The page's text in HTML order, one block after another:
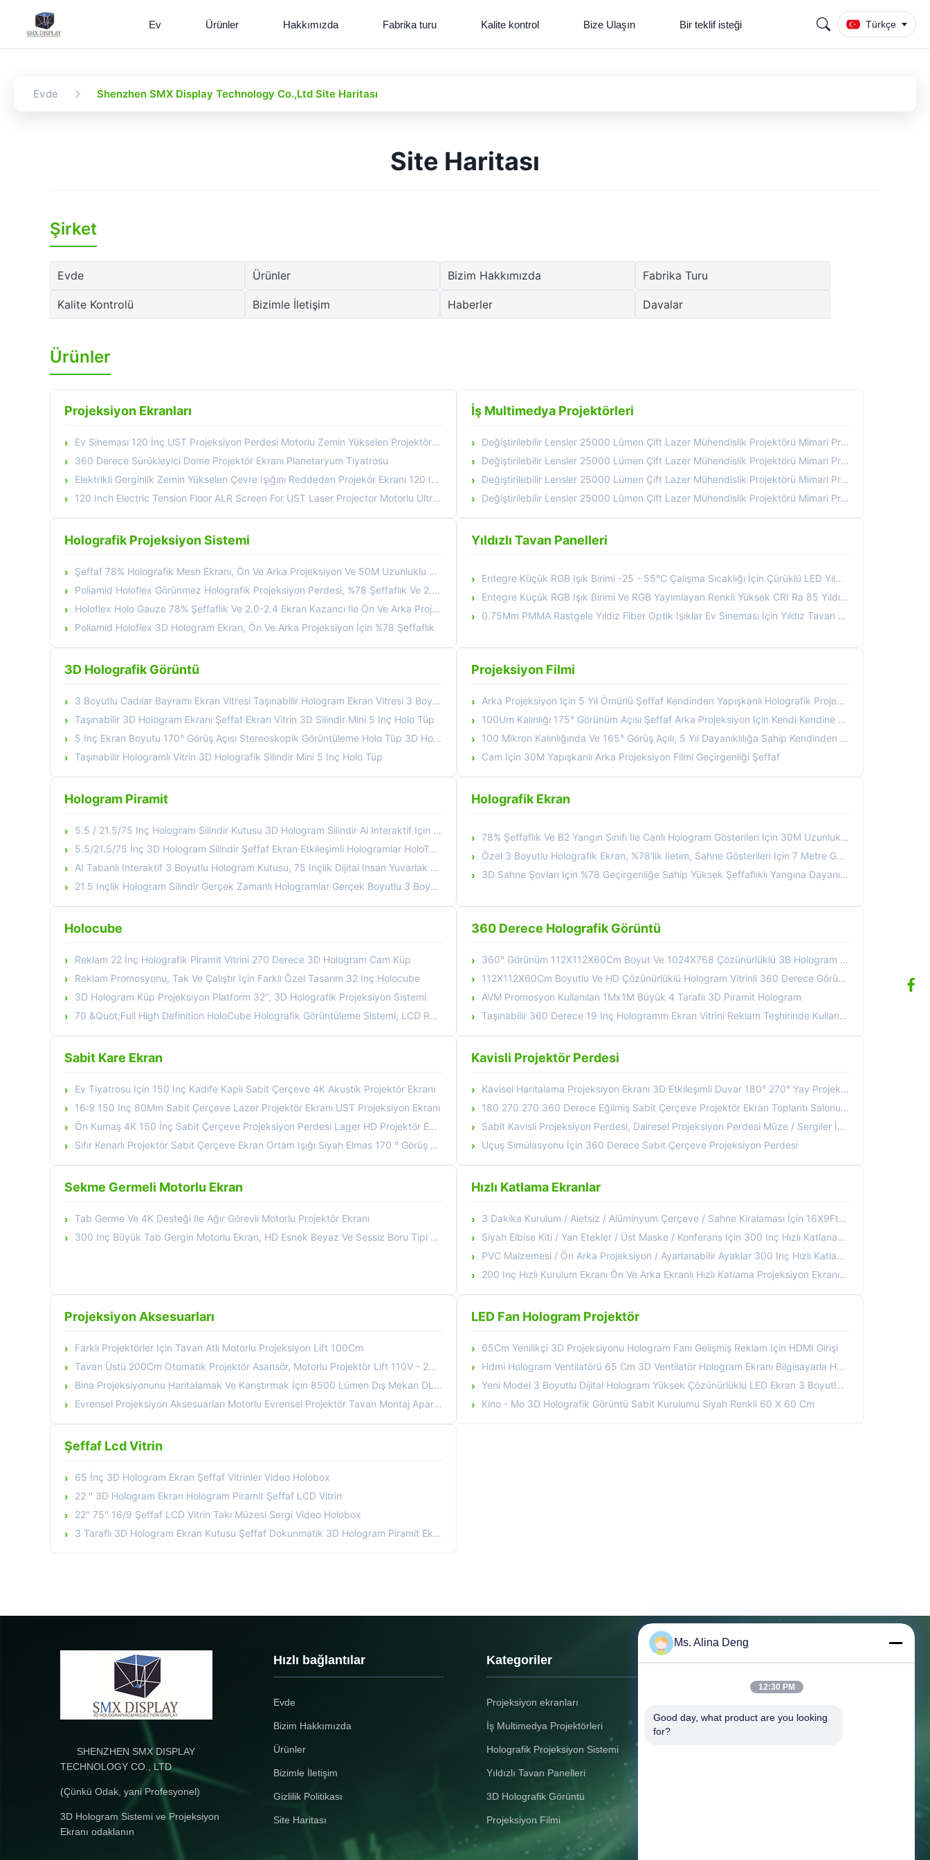
Ev Ürünler Hakkımızda Fabrika turu Kalite kontrol Bize Ulaşın Bir teklif isteği Türkçe
Evde Shenzhen SMX Display Technology Co.,Ltd Site Haritası
Site Haritası
Şirket
Evde Ürünler Bizim Hakkımızda Fabrika Turu
Kalite Kontrolü Bizimle İletişim Haberler Davalar
Ürünler
Projeksiyon Ekranları
Ev Sineması 120 İnç UST Projeksiyon Perdesi Motorlu Zemin Yükselen Projektör Perdesi ALR CBSP
360 Derece Sürükleyici Dome Projektör Ekranı Planetaryum Tiyatrosu
Elektrikli Gerginlik Zemin Yükselen Çevre Işığını Reddeden Projekör Ekranı 120 Inch ALR UST Projekör Ekranı
120 Inch Electric Tension Floor ALR Screen For UST Laser Projector Motorlu Ultra Kısa Atış Film Ekranı
İş Multimedya Projektörleri
Değiştirilebilir Lensler 25000 Lümen Çift Lazer Mühendislik Projektörü Mimari Projeksiyon Haritalaması Için 64 Noktalı Geometrik Düzeltme
Değiştirilebilir Lensler 25000 Lümen Çift Lazer Mühendislik Projektörü Mimari Projeksiyon Haritalaması Için 64 Noktalı Geometrik Düzeltme
Değiştirilebilir Lensler 25000 Lümen Çift Lazer Mühendislik Projektörü Mimari Projeksiyon Haritalaması Için 64 Noktalı Geometrik Düzeltme
Değiştirilebilir Lensler 25000 Lümen Çift Lazer Mühendislik Projektörü Mimari Projeksiyon Haritalaması Için 64 Noktalı Geometrik Düzeltme
Holografik Projeksiyon Sistemi
Şeffaf 78% Holografik Mesh Ekranı, Ön Ve Arka Projeksiyon Ve 50M Uzunluklu 3 Boyutlu Holografik Etkiler
Poliamid Holoflex Görünmez Holografik Projeksiyon Perdesi, %78 Şeffaflık Ve 2.0-2.4 Ekran Kazancı Ile Ön Ve Arka Projeksiyon İçin
Holoflex Holo Gauze 78% Şeffaflık Ve 2.0-2.4 Ekran Kazancı Ile Ön Ve Arka Projeksiyon Için 3D Holografik Projeksiyon Perdesi
Poliamid Holoflex 3D Hologram Ekran, Ön Ve Arka Projeksiyon İçin %78 Şeffaflık
Yıldızlı Tavan Panelleri
Entegre Küçük RGB Işık Birimi -25 - 55°C Çalışma Sıcaklığı İçin Çürüklü LED Yıldız Tavanları
Entegre Küçük RGB Işık Birimi Ve RGB Yayımlayan Renkli Yüksek CRI Ra 85 Yıldız Tavan Panelleri
0.75Mm PMMA Rastgele Yıldız Fiber Optik Işıklar Ev Sineması İçin Yıldız Tavan Panelleri
3D Holografik Görüntü
3 Boyutlu Cadılar Bayramı Ekran Vitresi Taşınabilir Hologram Ekran Vitresi 3 Boyutlu Holografik Silindir Mini 5 Inçlik Holo Tüp
Taşınabilir 3D Hologram Ekranı Şeffaf Ekran Vitrin 3D Silindir Mini 5 Inç Holo Tüp
5 Inç Ekran Boyutu 170° Görüş Açısı Stereoskopik Görüntüleme Holo Tüp 3D Hologram Ekran
Taşınabilir Hologramlı Vitrin 3D Holografik Silindir Mini 5 Inç Holo Tüp
Projeksiyon Filmi
Arka Projeksiyon Için 5 Yıl Ömürlü Şeffaf Kendinden Yapışkanlı Holografik Projeksiyon Filmi
100Um Kalınlığı 175° Görünüm Açısı Şeffaf Arka Projeksiyon Için Kendi Kendine Yapışkan Holografik Projeksiyon Filmi
100 Mikron Kalınlığında Ve 165° Görüş Açılı, 5 Yıl Dayanıklılığa Sahip Kendinden Yapışkanlı Holografik Projeksiyon Filmi
Cam Için 30M Yapışkanlı Arka Projeksiyon Filmi Geçirgenliği Şeffaf
Hologram Piramit
5.5 / 21.5/75 Inç Hologram Silindir Kutusu 3D Hologram Silindir Ai Interaktif Için Gösterim Müzesi
5.5/21.5/75 İnç 3D Hologram Silindir Şeffaf Ekran Etkileşimli Hologramlar HoloTube
AI Tabanlı Interaktif 3 Boyutlu Hologram Kutusu, 75 Inçlik Dijital Insan Yuvarlak Sergi Stendi Holotüp Holografik Ekran Kutusu
21.5 Inçlik Hologram Silindir Gerçek Zamanlı Hologramlar Gerçek Boyutlu 3 Boyutlu Holografik Ekran Holotüp
Holografik Ekran
78% Şeffaflık Ve B2 Yangın Sınıfı Ile Canlı Hologram Gösterileri Için 30M Uzunlukta 3D Holografik Ekran
Özel 3 Boyutlu Holografik Ekran, %78'lik Iletim, Sahne Gösterileri Için 7 Metre Genişliği Ve 30 Metre Uzunluğu
3D Sahne Şovları Için %78 Geçirgenliğe Sahip Yüksek Şeffaflıklı Yangına Dayanıklı B2 Hologram Mesh Ekran
Holocube
Reklam 22 İnç Holografik Piramit Vitrini 270 Derece 3D Hologram Cam Küp
Reklam Promosyonu, Tak Ve Çalıştır Için Farklı Özel Tasarım 32 Inç Holocube
3D Hologram Küp Projeksiyon Platform 32", 3D Holografik Projeksiyon Sistemi
70 &Quot;Full High Definition HoloCube Holografik Görüntüleme Sistemi, LCD Reklam Player
360 Derece Holografik Görüntü
360° Görünüm 112X112X60Cm Boyut Ve 1024X768 Çözünürlüklü 3B Hologram Ekranı
112X112X60Cm Boyutlu Ve HD Çözünürlüklü Hologram Vitrinli 360 Derece Görüşlü Holografik Ekran Kılıfı
AVM Promosyon Kullanılan 1Mx1M Büyük 4 Taraflı 3D Piramit Hologram
Taşınabilir 360 Derece 19 Inç Hologramm Ekran Vitrini Reklam Teşhirinde Kullanılan Tak Ve Çalıştır
Sabit Kare Ekran
Ev Tiyatrosu Için 150 Inç Kadife Kaplı Sabit Çerçeve 4K Akustik Projektör Ekranı
16:9 150 Inç 80Mm Sabit Çerçeve Lazer Projektör Ekranı UST Projeksiyon Ekranı
Ön Kumaş 4K 150 İnç Sabit Çerçeve Projeksiyon Perdesi Lager HD Projektör Ekranları
Sıfır Kenarlı Projektör Sabit Çerçeve Ekran Ortam Işığı Siyah Elmas 170 ° Görüş Açısı
Kavisli Projektör Perdesi
Kavisel Haritalama Projeksiyon Ekranı 3D Etkileşimli Duvar 180° 270° Yay Projeksiyon Cihazı Müze Sergisi İçin
180 270 270 360 Derece Eğilmiş Sabit Çerçeve Projektör Ekran Toplantı Salonu Müze Sergisi
Sabit Kavisli Projeksiyon Perdesi, Dairesel Projeksiyon Perdesi Müze / Sergiler İçin Yuvarlak 3D
Uçuş Simülasyonu İçin 360 Derece Sabit Çerçeve Projeksiyon Perdesi
Sekme Germeli Motorlu Ekran
Tab Germe Ve 4K Desteği Ile Ağır Görevli Motorlu Projektör Ekranı
300 Inç Büyük Tab Gergin Motorlu Ekran, HD Esnek Beyaz Ve Sessiz Boru Tipi Motorlu Ön Projeksiyon
Hızlı Katlama Ekranlar
3 Dakika Kurulum / Aletsiz / Alüminyum Çerçeve / Sahne Kiralaması İçin 16X9Ft Hızlı Katlanır Ekran
Siyah Elbise Kiti / Yan Etekler / Üst Maske / Konferans Için 300 Inç Hızlı Katlanabilir Ekran
PVC Malzemesi / Ön Arka Projeksiyon / Ayarlanabilir Ayaklar 300 Inç Hızlı Katlanabilir Ekran
200 Inç Hızlı Kurulum Ekranı Ön Ve Arka Ekranlı Hızlı Katlama Projeksiyon Ekranı, Uçuş Kulübesi Paketi
Projeksiyon Aksesuarları
Farklı Projektörler Için Tavan Atlı Motorlu Projeksiyon Lift 100Cm
Tavan Üstü 200Cm Otomatik Projektör Asansör, Motorlu Projektör Lift 110V - 240V
Bina Projeksiyonunu Haritalamak Ve Karıştırmak İçin 8500 Lümen Dış Mekan DLP Projektörü Büyük Mekan
Evrensel Projeksiyon Aksesuarları Motorlu Evrensel Projektör Tavan Montaj Aparatı
LED Fan Hologram Projektör
65Cm Yenilikçi 3D Projeksiyonu Hologram Fanı Gelişmiş Reklam Için HDMI Girişi
Hdmi Hologram Ventilatörü 65 Cm 3D Ventilatör Hologram Ekranı Bilgisayarla Hdmi Senkronizasyonu Etkileşimli 3D Holografik Projektor
Yeni Model 3 Boyutlu Dijital Hologram Yüksek Çözünürlüklü LED Ekran 3 Boyutlu Fan 42Cm Holografik Reklam Makinesi
Kino - Mo 3D Holografik Görüntü Sabit Kurulumu Siyah Renkli 60 X 60 Cm
Şeffaf Lcd Vitrin
65 İnç 3D Hologram Ekran Şeffaf Vitrinler Video Holobox
22 '' 3D Hologram Ekran Hologram Piramit Şeffaf LCD Vitrin
22'' 75'' 16/9 Şeffaf LCD Vitrin Takı Müzesi Sergi Video Holobox
3 Taraflı 3D Hologram Ekran Kutusu Şeffaf Dokunmatik 3D Hologram Piramit Ekran
SHENZHEN SMX DISPLAY
TECHNOLOGY CO., LTD
(Çünkü Odak, yani Profesyonel)
3D Hologram Sistemi ve Projeksiyon
Ekranı odaklanın
Hızlı bağlantılar
Evde
Bizim Hakkımızda
Ürünler
Bizimle İletişim
Gizlilik Politikası
Site Haritası
Kategoriler
Projeksiyon ekranları
İş Multimedya Projektörleri
Holografik Projeksiyon Sistemi
Yıldızlı Tavan Panelleri
3D Holografik Görüntü
Projeksiyon Filmi
Bizimle İletişim
İnovasyon Merkezi, Xixiang, Baoan,
Ms. Alina Deng
12:30 PM
Good day, what product are you looking
for?